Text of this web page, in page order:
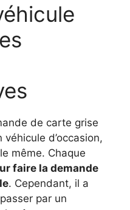
de carte grise
véhicule d’occasion,
même. Chaque
faire la demande
. Cependant, il a
par un